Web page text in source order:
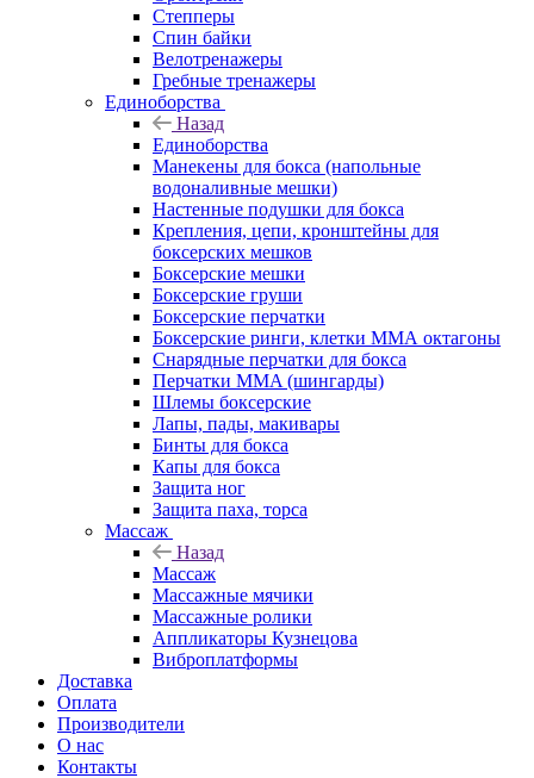
Степперы
Спин байки
Велотренажеры
Гребные тренажеры
Единоборства
Назад
Единоборства
Манекены для бокса (напольные
водоналивные мешки)
Настенные подушки для бокса
Крепления, цепи, кронштейны для
боксерских мешков
Боксерские мешки
Боксерские груши
Боксерские перчатки
Боксерские ринги, клетки ММА октагоны
Снарядные перчатки для бокса
Перчатки MMA (шингарды)
Шлемы боксерские
Лапы, пады, макивары
Бинты для бокса
Капы для бокса
Защита ног
Защита паха, торса
Массаж
Назад
Массаж
Массажные мячики
Массажные ролики
Аппликаторы Кузнецова
Виброплатформы
Доставка
Оплата
Производители
О нас
Контакты